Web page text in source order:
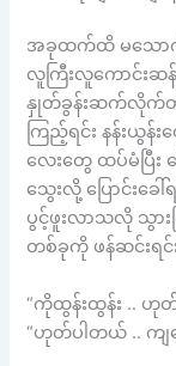
အခုထက်ထိ မသောက်
လူကြီးလူကောင်းဆန်
နှုတ်ခွန်းဆက်လိုက်တ
ကြည့်ရင်း နန်းယွန်း
လေးတွေ ထပ်မံပြီး
သွေးလို့ ပြောင်းခေ
ပွင့်ဖူးလာသလို သွာ
တစ်ခုကို ဖန်ဆင်းရ
“ကိုထွန်းထွန်း .. ဟု
“ဟုတ်ပါတယ် .. ကျန